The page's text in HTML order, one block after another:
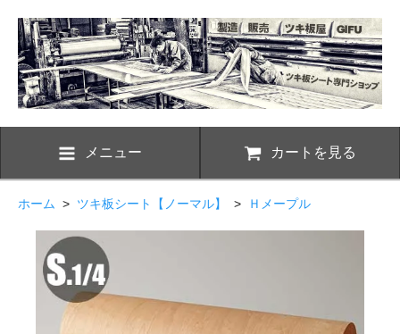
メニュー カートを見る
ホーム > ツキ板シート【ノーマル】 > Ｈメープル